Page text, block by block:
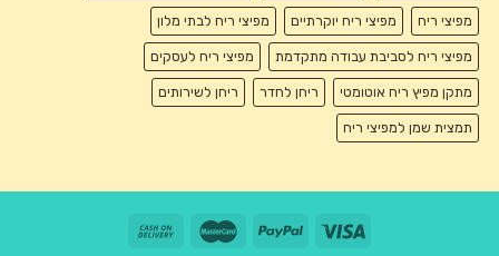
מפיצי ריח מפיצי ריח יוקרתיים מפיצי ריח לבתי מלון
מפיצי ריח לסביבת עבודה מתקדמת מפיצי ריח לעסקים
מתקן מפיץ ריח אוטומטי ריחן לחדר ריחן לשירותים
תמצית שמן למפיצי ריח